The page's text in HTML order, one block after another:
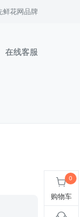
鲜花网品牌
在线客服
在线客服
购物车